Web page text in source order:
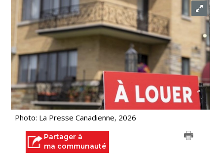
Photo: La Presse Canadienne, 2026
Partager à
ma communauté